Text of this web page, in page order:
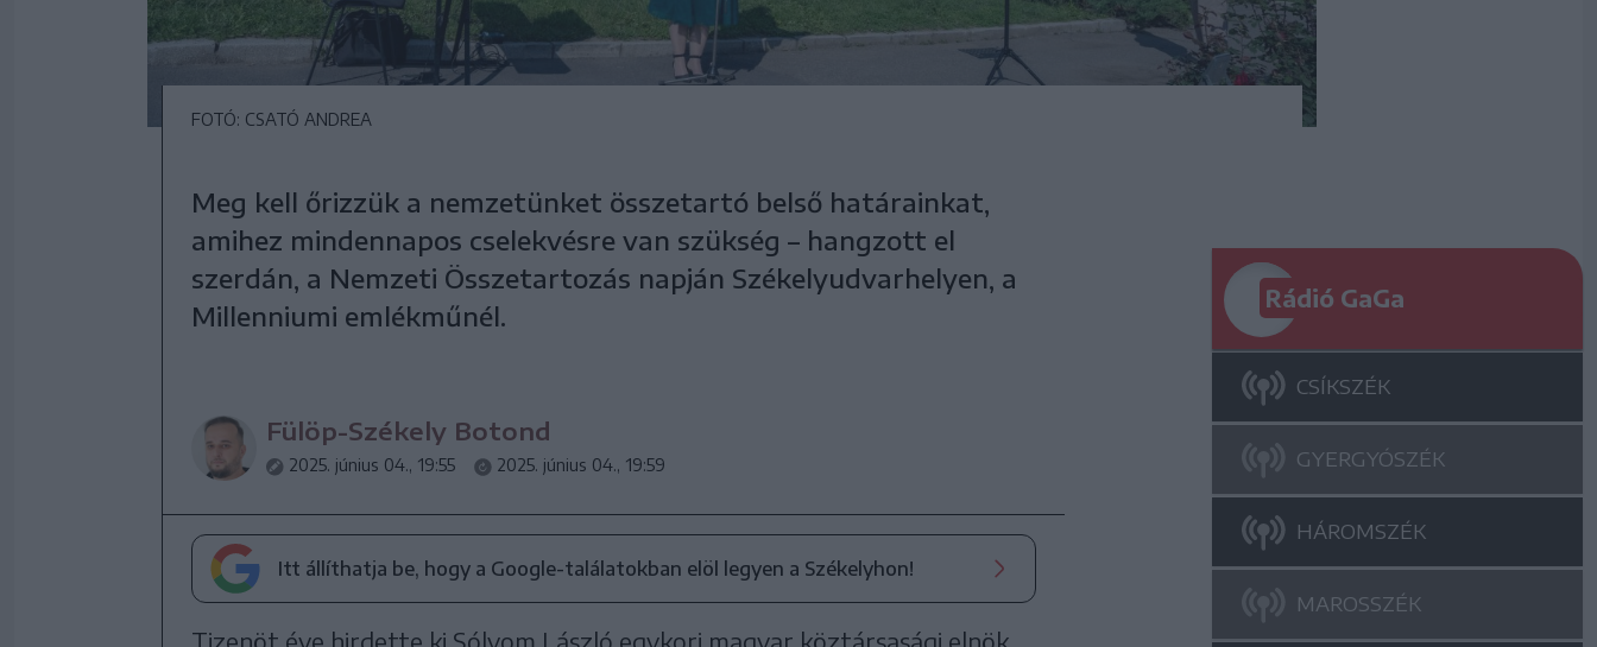
FOTÓ: CSATÓ ANDREA
Meg kell őrizzük a nemzetünket összetartó belső határainkat,
amihez mindennapos cselekvésre van szükség – hangzott el
szerdán, a Nemzeti Összetartozás napján Székelyudvarhelyen, a
Millenniumi emlékműnél.
Fülöp-Székely Botond
2025. június 04., 19:55 2025. június 04., 19:59
Itt állíthatja be, hogy a Google-találatokban elöl legyen a Székelyhon!
Tizenöt éve hirdette ki Sólyom László egykori magyar köztársasági elnök,
Rádió GaGa
CSÍKSZÉK
GYERGYÓSZÉK
HÁROMSZÉK
MAROSSZÉK